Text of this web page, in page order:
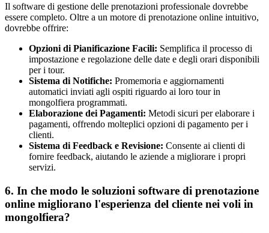
Il software di gestione delle prenotazioni professionale dovrebbe
essere completo. Oltre a un motore di prenotazione online intuitivo,
dovrebbe offrire:
Opzioni di Pianificazione Facili: Semplifica il processo di
impostazione e regolazione delle date e degli orari disponibili
per i tour.
Sistema di Notifiche: Promemoria e aggiornamenti
automatici inviati agli ospiti riguardo ai loro tour in
mongolfiera programmati.
Elaborazione dei Pagamenti: Metodi sicuri per elaborare i
pagamenti, offrendo molteplici opzioni di pagamento per i
clienti.
Sistema di Feedback e Revisione: Consente ai clienti di
fornire feedback, aiutando le aziende a migliorare i propri
servizi.
6. In che modo le soluzioni software di prenotazione
online migliorano l'esperienza del cliente nei voli in
mongolfiera?